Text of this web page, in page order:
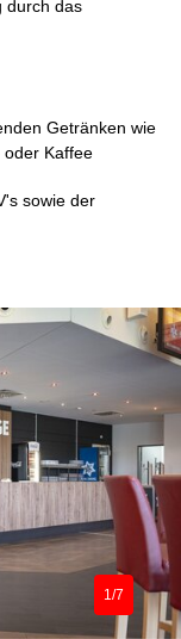
durch das
Getränken wie
oder Kaffee
sowie der
1/7